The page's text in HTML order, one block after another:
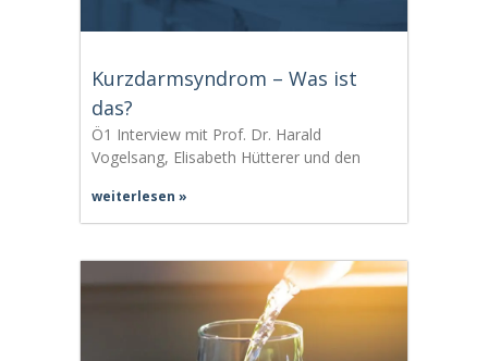
Kurzdarmsyndrom – Was ist
das?
Ö1 Interview mit Prof. Dr. Harald
Vogelsang, Elisabeth Hütterer und den
weiterlesen »